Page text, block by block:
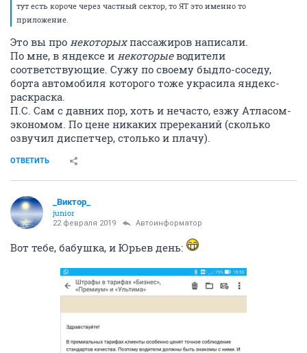
тут есть короче через частный сектор, то ЯТ это именно то
приложение.
Это вы про некоторыхпассажиров написали.
По мне, в яндексе и некоторыеводители
соответствующие. Сужу по своему быдло-соседу,
борта автомобиля которого тоже украсила яндекс-
раскраска.
П.С. Сам с давних пор, хоть и нечасто, езжу Атласом-
экономом. По цене никаких пререканий (сколько
озвучил диспетчер, столько и плачу).
ОТВЕТИТЬ
_Виктор_
juniоr
22 февраля 2019 Автоинформатор
Вот тебе, бабушка, и Юрьев день: